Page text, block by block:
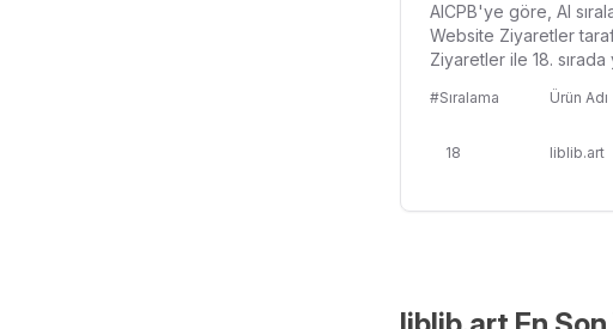
AICPB'ye göre, AI
Website Ziyaretler
Ziyaretler ile 18. sırada
#Sıralama Ürün Adı
18 liblib.art